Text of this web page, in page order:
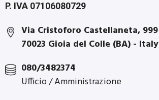
P. IVA 07106080729
Via Cristoforo Castellaneta, 999
70023 Gioia del Colle (BA) - Italy
080/3482374
Ufficio / Amministrazione